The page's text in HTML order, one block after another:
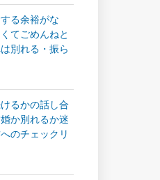
る余裕がな
てごめんねと
別れる・振ら
るかの話し合
か別れるか迷
のチェックリ